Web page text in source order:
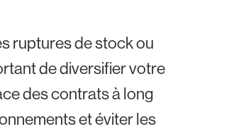
ruptures de stock ou
de diversifier votre
des contrats à long
et éviter les